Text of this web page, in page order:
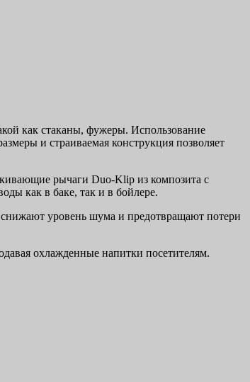
как стаканы, фужеры. Использование
и страиваемая конструкция позволяет
рычаги Duo-Klip из композита с
как в баке, так и в бойлере.
уровень шума и предотвращают потери
охлажденные напитки посетителям.